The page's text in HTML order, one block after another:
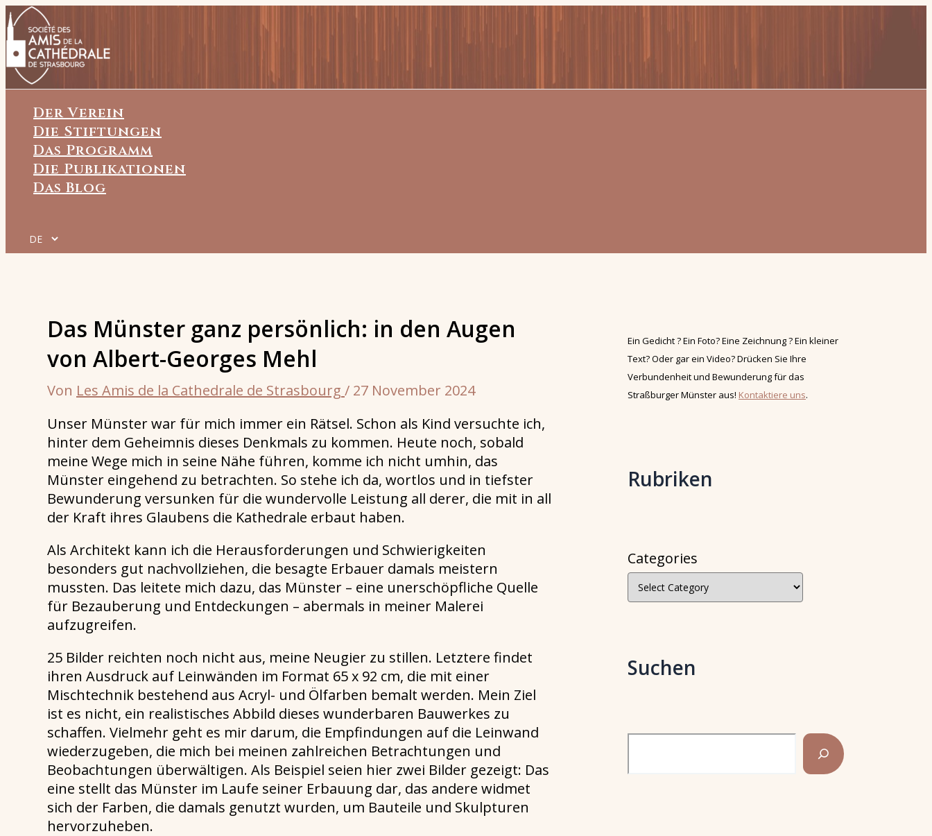
Zum
Inhalt
springen
Der Verein
Die Stiftungen
Das Programm
Die Publikationen
Das Blog
Sprache
auswählen
Das Münster ganz persönlich: in den Augen
von Albert-Georges Mehl
Von Les Amis de la Cathedrale de Strasbourg / 27 November 2024
Unser Münster war für mich immer ein Rätsel. Schon als Kind versuchte ich,
hinter dem Geheimnis dieses Denkmals zu kommen. Heute noch, sobald
meine Wege mich in seine Nähe führen, komme ich nicht umhin, das
Münster eingehend zu betrachten. So stehe ich da, wortlos und in tiefster
Bewunderung versunken für die wundervolle Leistung all derer, die mit in all
der Kraft ihres Glaubens die Kathedrale erbaut haben.
Als Architekt kann ich die Herausforderungen und Schwierigkeiten
besonders gut nachvollziehen, die besagte Erbauer damals meistern
mussten. Das leitete mich dazu, das Münster – eine unerschöpfliche Quelle
für Bezauberung und Entdeckungen – abermals in meiner Malerei
aufzugreifen.
25 Bilder reichten noch nicht aus, meine Neugier zu stillen. Letztere findet
ihren Ausdruck auf Leinwänden im Format 65 x 92 cm, die mit einer
Mischtechnik bestehend aus Acryl- und Ölfarben bemalt werden. Mein Ziel
ist es nicht, ein realistisches Abbild dieses wunderbaren Bauwerkes zu
schaffen. Vielmehr geht es mir darum, die Empfindungen auf die Leinwand
wiederzugeben, die mich bei meinen zahlreichen Betrachtungen und
Beobachtungen überwältigen. Als Beispiel seien hier zwei Bilder gezeigt: Das
eine stellt das Münster im Laufe seiner Erbauung dar, das andere widmet
sich der Farben, die damals genutzt wurden, um Bauteile und Skulpturen
hervorzuheben.
Ein Gedicht ? Ein Foto? Eine Zeichnung ? Ein kleiner
Text? Oder gar ein Video? Drücken Sie Ihre
Verbundenheit und Bewunderung für das
Straßburger Münster aus! Kontaktiere uns.
Rubriken
Categories
Suchen